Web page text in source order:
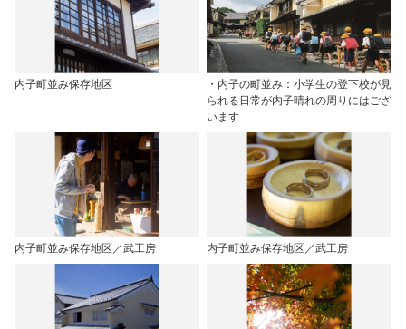
内子町並み保存地区
・内子の町並み：小学生の登下校が見
られる日常が内子晴れの周りにはござ
います
内子町並み保存地区／武工房 内子町並み保存地区／武工房